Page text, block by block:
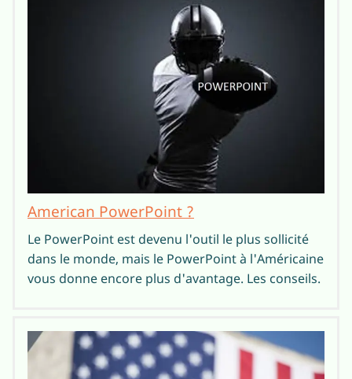
American PowerPoint ?
Le PowerPoint est devenu l'outil le plus sollicité
dans le monde, mais le PowerPoint à l'Américaine
vous donne encore plus d'avantage. Les conseils.